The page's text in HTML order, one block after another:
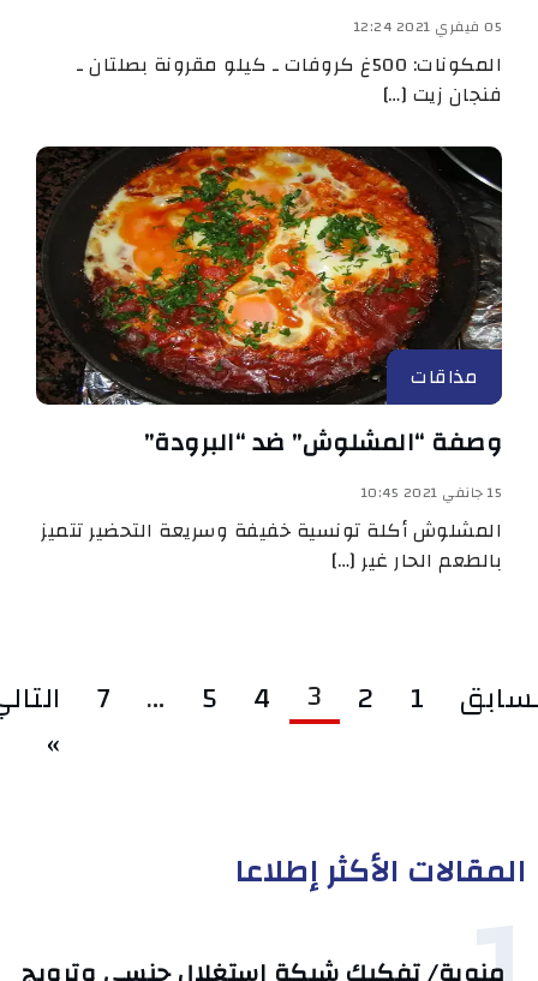
05 فيفري 2021 12:24
المكونات: 500غ كروفات ـ كيلو مقرونة بصلتان ـ
فنجان زيت […]
مذاقات
وصفة “المشلوش” ضد “البرودة”
15 جانفي 2021 10:45
المشلوش أكلة تونسية خفيفة وسريعة التحضير تتميز
بالطعم الحار غير […]
1
2
3
4
5
…
7
»
المقالات الأكثر إطلاعا